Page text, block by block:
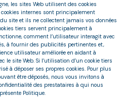
les sites Web utilisent des cookies
internes sont principalement
site et ils ne collectent jamais vos données
tiers servent principalement à
comment l’utilisateur interagit avec
à fournir des publicités pertinentes et,
utilisateur améliorée en aidant à
le site Web. Si l’utilisation d’un cookie tiers
à déposer ses propres cookies. Pour plus
être déposés, nous vous invitons à
des prestataires à qui nous
Politique.